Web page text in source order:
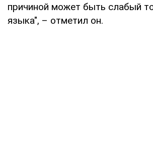
причиной может быть слабый
языка", – отметил он.